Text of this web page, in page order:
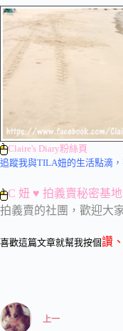
Claire's Diary粉絲頁
追蹤我與TILA妞的生活點滴
C 妞 ♥ 拍義賣秘密基
拍義賣的社團，歡迎大
喜歡這篇文章就幫我按個讚
上一